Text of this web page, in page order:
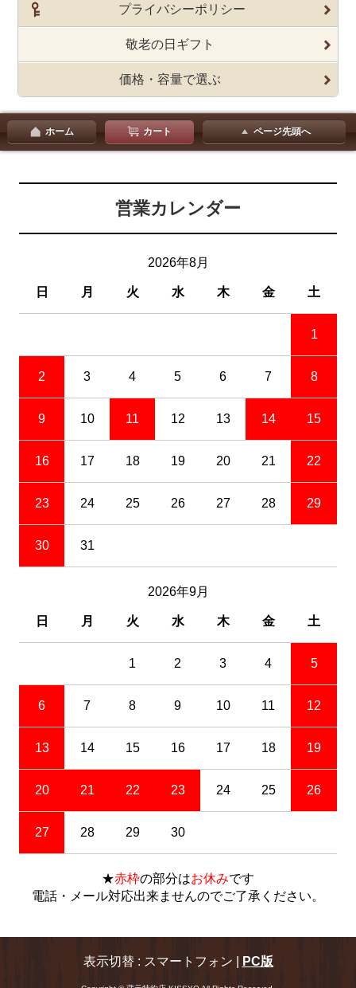
プライバシーポリシー
敬老の日ギフト
価格・容量で選ぶ
ホーム カート ページ先頭へ
営業カレンダー
2026年8月
日 月 火 水 木 金 土
1
2 3 4 5 6 7 8
9 10 11 12 13 14 15
16 17 18 19 20 21 22
23 24 25 26 27 28 29
30 31
2026年9月
日 月 火 水 木 金 土
1 2 3 4 5
6 7 8 9 10 11 12
13 14 15 16 17 18 19
20 21 22 23 24 25 26
27 28 29 30
★赤枠の部分はお休みです
電話・メール対応出来ませんのでご了承ください。
表示切替 : スマートフォン | PC版